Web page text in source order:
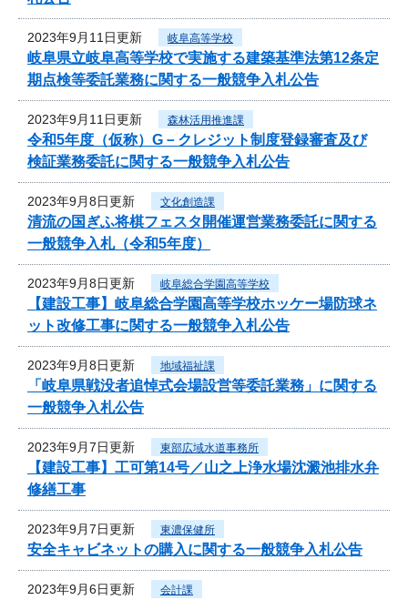
2023年9月11日更新 岐阜高等学校
岐阜県立岐阜高等学校で実施する建築基準法第12条定
期点検等委託業務に関する一般競争入札公告
2023年9月11日更新 森林活用推進課
令和5年度（仮称）G－クレジット制度登録審査及び
検証業務委託に関する一般競争入札公告
2023年9月8日更新 文化創造課
清流の国ぎふ将棋フェスタ開催運営業務委託に関する
一般競争入札（令和5年度）
2023年9月8日更新 岐阜総合学園高等学校
【建設工事】岐阜総合学園高等学校ホッケー場防球ネ
ット改修工事に関する一般競争入札公告
2023年9月8日更新 地域福祉課
「岐阜県戦没者追悼式会場設営等委託業務」に関する
一般競争入札公告
2023年9月7日更新 東部広域水道事務所
【建設工事】工可第14号／山之上浄水場沈澱池排水弁
修繕工事
2023年9月7日更新 東濃保健所
安全キャビネットの購入に関する一般競争入札公告
2023年9月6日更新 会計課